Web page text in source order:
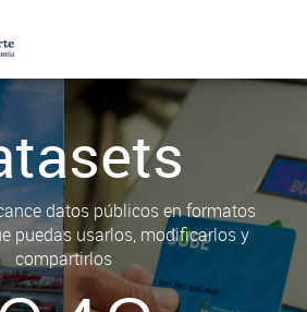
datos públicos en formatos
puedas usarlos, modificarlos y
compartirlos